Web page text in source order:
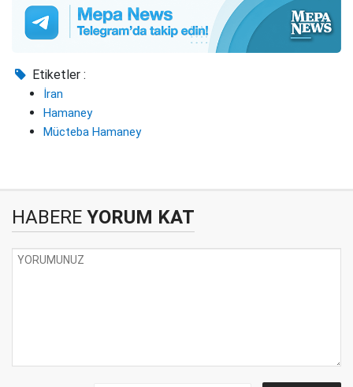
Etiketler :
İran
Hamaney
Mücteba Hamaney
HABERE YORUM KAT